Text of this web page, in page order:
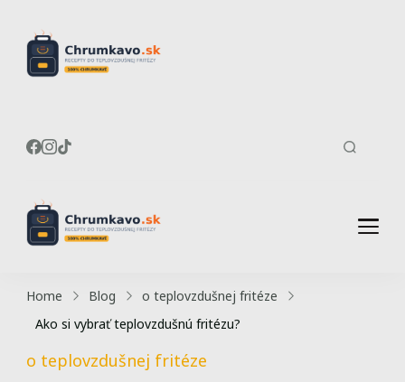
fritézy
Home Blog
o teplovzdušnej fritéze
Ako si vybrať teplovzdušnú fritézu?
o teplovzdušnej fritéze